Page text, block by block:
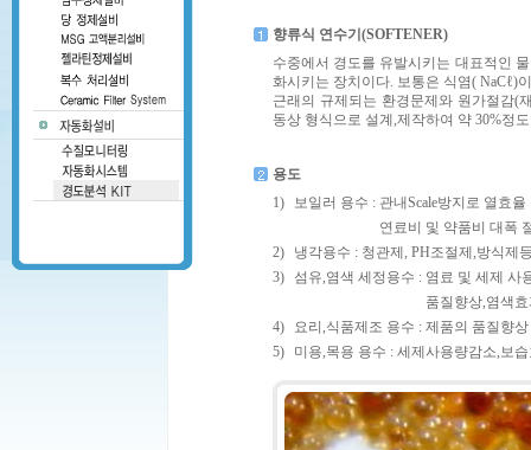
향류식 연수기(SOFTENER)
수중에서 경도를 유발시키는 대표적인
화시키는 장치이다. 보통은 식염( NaCℓ)
근래의 규제되는 환경문제와 원가절감(
동상 형식으로 설계,제작하여 약 30%정
용도
1)
보일러 용수 : 관내Scale방지로 열효율
연료비 및 약품비 대폭
2)
냉각용수 : 청관제, PH조절제,방식제
3)
섬유,염색 세정용수 : 염료 및 세제 사
품질향상,염색
4)
요리,식품제조 용수 : 제품의 품질향상
5)
미용,목용 용수 : 세제사용량감소,보